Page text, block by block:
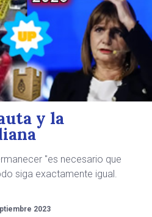
y la
"es necesario que
siga exactamente igual.
2023